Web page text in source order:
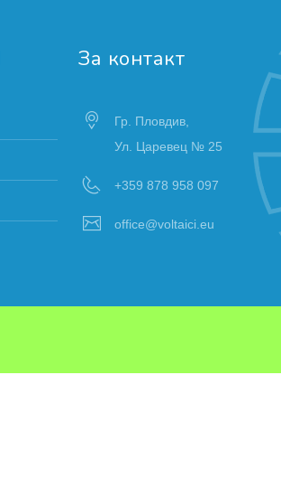
За контакт
Гр. Пловдив,
Ул. Царевец № 25
+359 878 958 097
office@voltaici.eu